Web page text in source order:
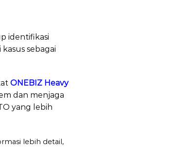
identifikasi
sebagai
ONEBIZ Heavy
dan menjaga
yang lebih
lebih detail,